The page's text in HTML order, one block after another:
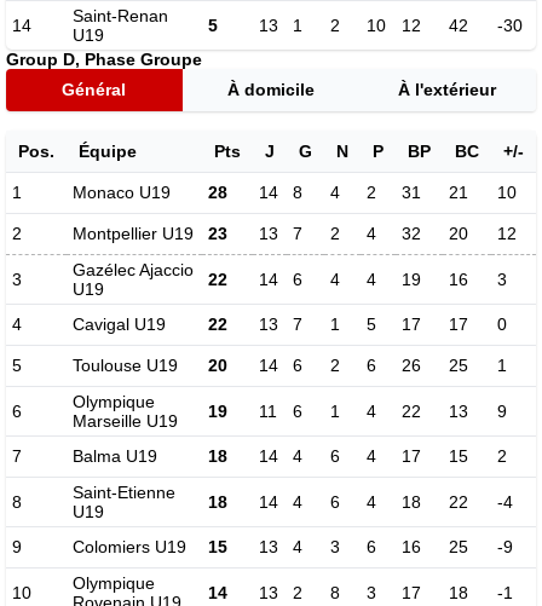
14
Saint-Renan
U19
5 13 1 2 10 12 42
-30
Group D, Phase Groupe
Général
À domicile À l'extérieur
Pos. Équipe Pts J G N P BP BC +/-
1 Monaco U19 28 14 8 4 2 31 21 10
2 Montpellier U19 23 13 7 2 4 32 20 12
3
Gazélec Ajaccio
U19
22 14 6 4 4 19 16 3
4 Cavigal U19 22 13 7 1 5 17 17 0
5 Toulouse U19 20 14 6 2 6 26 25 1
6
Olympique
Marseille U19
19 11 6 1 4 22 13 9
7 Balma U19 18 14 4 6 4 17 15 2
8
Saint-Etienne
U19
18 14 4 6 4 18 22 -4
9 Colomiers U19 15 13 4 3 6 16 25 -9
10
Olympique
Rovenain U19
14 13 2 8 3 17 18 -1